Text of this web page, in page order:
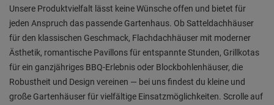
Unsere Produktvielfalt lässt keine Wünsche offen und bietet für
jeden Anspruch das passende Gartenhaus. Ob Satteldachhäuser
für den klassischen Geschmack, Flachdachhäuser mit moderner
Ästhetik, romantische Pavillons für entspannte Stunden, Grillkotas
für ein ganzjähriges BBQ-Erlebnis oder Blockbohlenhäuser, die
Robustheit und Design vereinen — bei uns findest du kleine und
große Gartenhäuser für vielfältige Einsatzmöglichkeiten. Scrolle auf